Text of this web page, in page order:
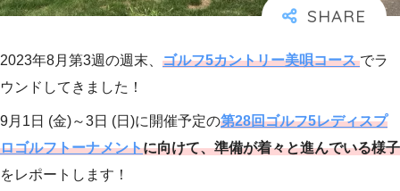
2023年8月第3週の週末、 ゴルフ5カントリー美唄コースでラ
ウンドしてきました！
9月1日 (金)～3日 (日)に開催予定の第28回ゴルフ5レディスプ
ロゴルフトーナメントに向けて、準備が着々と進んでいる様子
をレポートします！